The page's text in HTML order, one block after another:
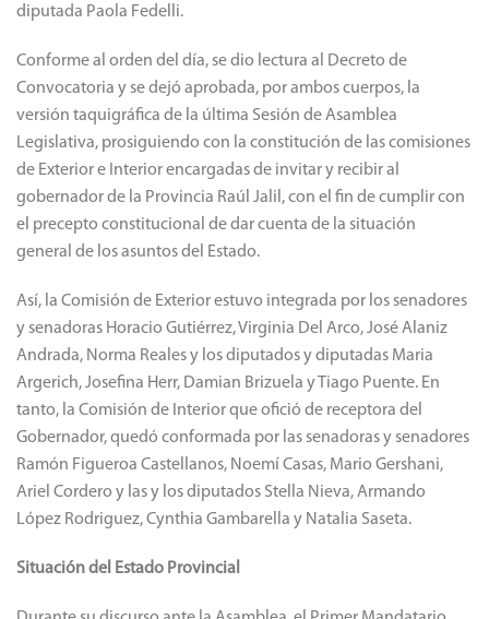
diputada Paola Fedelli.
Conforme al orden del día, se dio lectura al Decreto de
Convocatoria y se dejó aprobada, por ambos cuerpos, la
versión taquigráfica de la última Sesión de Asamblea
Legislativa, prosiguiendo con la constitución de las comisiones
de Exterior e Interior encargadas de invitar y recibir al
gobernador de la Provincia Raúl Jalil, con el fin de cumplir con
el precepto constitucional de dar cuenta de la situación
general de los asuntos del Estado.
Así, la Comisión de Exterior estuvo integrada por los senadores
y senadoras Horacio Gutiérrez, Virginia Del Arco, José Alaniz
Andrada, Norma Reales y los diputados y diputadas Maria
Argerich, Josefina Herr, Damian Brizuela y Tiago Puente. En
tanto, la Comisión de Interior que ofició de receptora del
Gobernador, quedó conformada por las senadoras y senadores
Ramón Figueroa Castellanos, Noemí Casas, Mario Gershani,
Ariel Cordero y las y los diputados Stella Nieva, Armando
López Rodriguez, Cynthia Gambarella y Natalia Saseta.
Situación del Estado Provincial